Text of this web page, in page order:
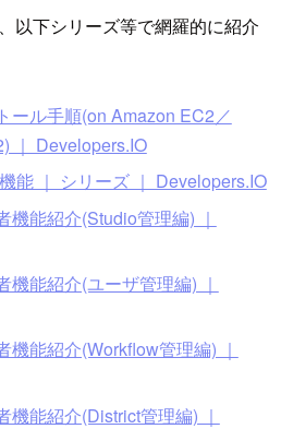
以下シリーズ等で網羅的に紹介
ール手順(on Amazon EC2／
｜ Developers.IO
能 ｜ シリーズ ｜ Developers.IO
機能紹介(Studio管理編) ｜
能紹介(ユーザ管理編) ｜
機能紹介(Workflow管理編) ｜
能紹介(District管理編) ｜